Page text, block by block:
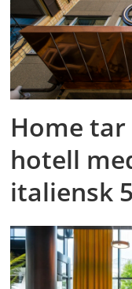
Home
hotell
italiensk